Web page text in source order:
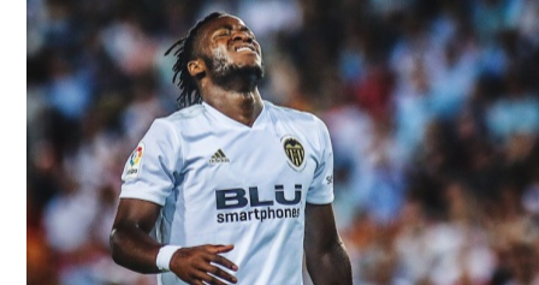
примерно 13 сентября
Севилья — Валенсия
примерно 16 сентября
Алавес — Валенсия
примерно 20 сентября
Валенсия — Реал Сосьедад
примерно 11 октября
Расинг — Валенсия